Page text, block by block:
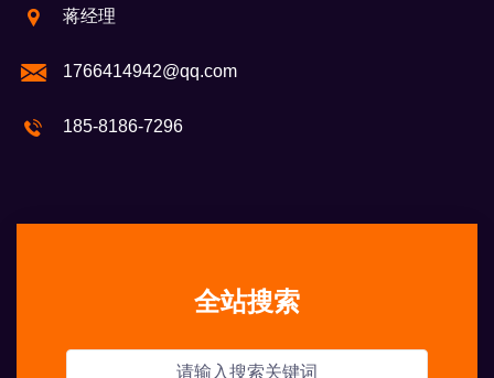
蒋经理
1766414942@qq.com
185-8186-7296
全站搜索